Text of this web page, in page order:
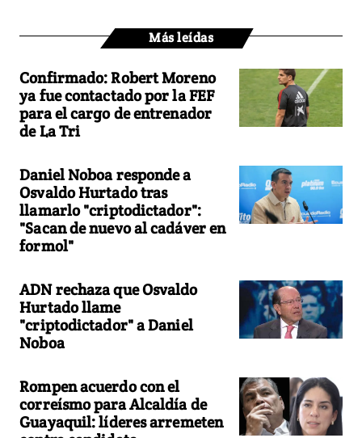
Más leídas
Confirmado: Robert Moreno
ya fue contactado por la FEF
para el cargo de entrenador
de La Tri
Daniel Noboa responde a
Osvaldo Hurtado tras
llamarlo "criptodictador":
"Sacan de nuevo al cadáver en
formol"
ADN rechaza que Osvaldo
Hurtado llame
"criptodictador" a Daniel
Noboa
Rompen acuerdo con el
correísmo para Alcaldía de
Guayaquil: líderes arremeten